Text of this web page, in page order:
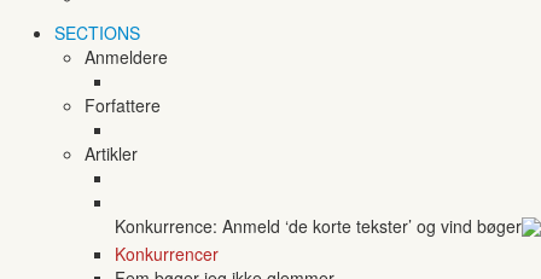
SECTIONS
Anmeldere
Forfattere
Artikler
Konkurrence: Anmeld ‘de korte tekster’ og vind bøger
Konkurrencer